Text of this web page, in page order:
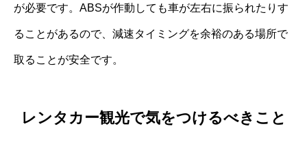
が必要です。ABSが作動しても車が左右に振られたりす
ることがあるので、減速タイミングを余裕のある場所で
取ることが安全です。
レンタカー観光で気をつけるべきこと